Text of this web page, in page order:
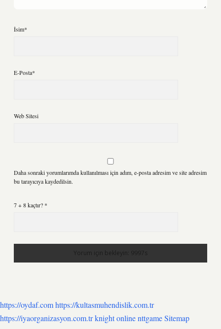
İsim*
E-Posta*
Web Sitesi
Daha sonraki yorumlarımda kullanılması için adım, e-posta adresim ve site adresim
bu tarayıcıya kaydedilsin.
7 + 8 kaçtır? *
https://oydaf.comhttps://kultasmuhendislik.com.tr
https://iyaorganizasyon.com.trknight onlinenttgameSitemap